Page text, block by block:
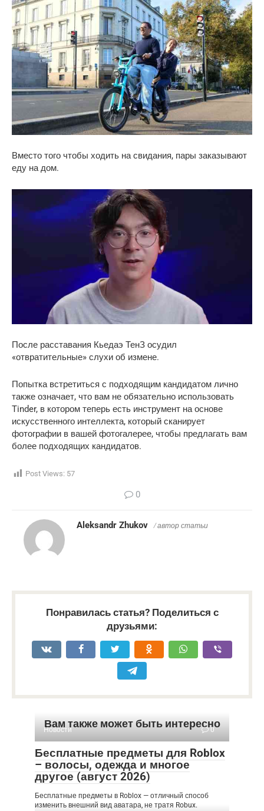
Вместо того чтобы ходить на свидания, пары заказывают
еду на дом.
После расставания Кьедаэ ТенЗ осудил
«отвратительные» слухи об измене.
Попытка встретиться с подходящим кандидатом лично
также означает, что вам не обязательно использовать
Tinder, в котором теперь есть инструмент на основе
искусственного интеллекта, который сканирует
фотографии в вашей фотогалерее, чтобы предлагать вам
более подходящих кандидатов.
Post Views: 57
0
Aleksandr Zhukov / автор статьи
Понравилась статья? Поделиться с
друзьями:
Вам также может быть интересно
Новости 0
Бесплатные предметы для Roblox
– волосы, одежда и многое
другое (август 2026)
Бесплатные предметы в Roblox — отличный способ
изменить внешний вид аватара, не тратя Robux.